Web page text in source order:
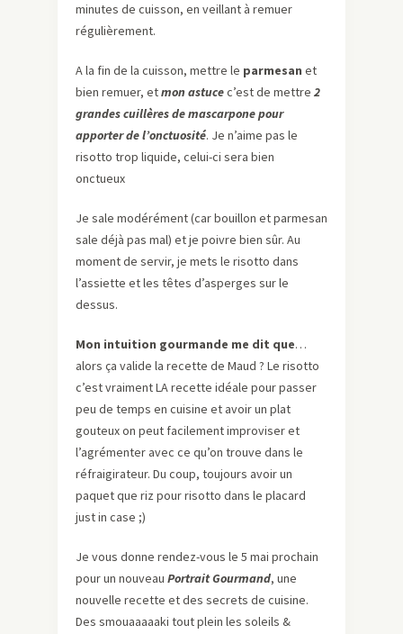
minutes de cuisson, en veillant à remuer
régulièrement.
A la fin de la cuisson, mettre le parmesan et
bien remuer, etmon astucec’est de mettre 2
grandes cuillères de mascarpone pour
apporter de l’onctuosité. Je n’aime pas le
risotto trop liquide, celui-ci sera bien
onctueux
Je sale modérément (car bouillon et parmesan
sale déjà pas mal) et je poivre bien sûr. Au
moment de servir, je mets le risotto dans
l’assiette et les têtes d’asperges sur le
dessus.
Mon intuition gourmande me dit que…
alors ça valide la recette de Maud ? Le risotto
c’est vraiment LA recette idéale pour passer
peu de temps en cuisine et avoir un plat
gouteux on peut facilement improviser et
l’agrémenter avec ce qu’on trouve dans le
réfraigirateur. Du coup, toujours avoir un
paquet que riz pour risotto dans le placard
just in case ;)
Je vous donne rendez-vous le 5 mai prochain
pour un nouveau Portrait Gourmand, une
nouvelle recette et des secrets de cuisine.
Des smouaaaaaki tout plein les soleils &